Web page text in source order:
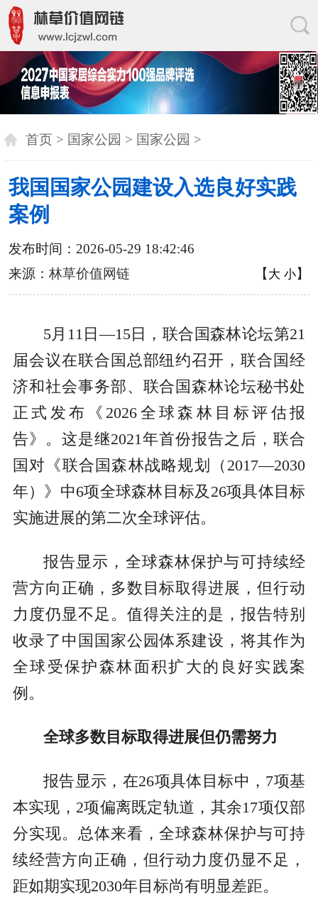
首页 > 国家公园 > 国家公园 >
我国国家公园建设入选良好实践
案例
发布时间：2026-05-29 18:42:46
来源： 林草价值网链 【 大 小】
5月11日—15日，联合国森林论坛第21
届会议在联合国总部纽约召开，联合国经
济和社会事务部、联合国森林论坛秘书处
正式发布《2026全球森林目标评估报
告》。这是继2021年首份报告之后，联合
国对《联合国森林战略规划（2017—2030
年）》中6项全球森林目标及26项具体目标
实施进展的第二次全球评估。
报告显示，全球森林保护与可持续经
营方向正确，多数目标取得进展，但行动
力度仍显不足。值得关注的是，报告特别
收录了中国国家公园体系建设，将其作为
全球受保护森林面积扩大的良好实践案
例。
全球多数目标取得进展但仍需努力
报告显示，在26项具体目标中，7项基
本实现，2项偏离既定轨道，其余17项仅部
分实现。总体来看，全球森林保护与可持
续经营方向正确，但行动力度仍显不足，
距如期实现2030年目标尚有明显差距。